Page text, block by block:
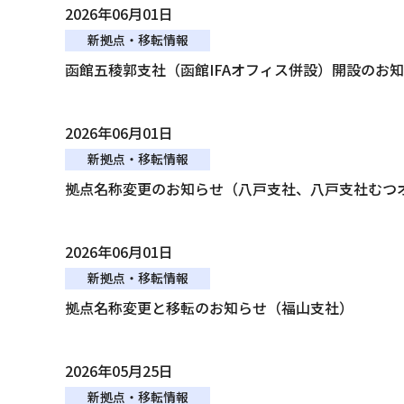
2026年06月01日
新拠点・移転情報
函館五稜郭支社（函館IFAオフィス併設）開設のお
2026年06月01日
新拠点・移転情報
拠点名称変更のお知らせ（八戸支社、八戸支社むつ
2026年06月01日
新拠点・移転情報
拠点名称変更と移転のお知らせ（福山支社）
2026年05月25日
新拠点・移転情報